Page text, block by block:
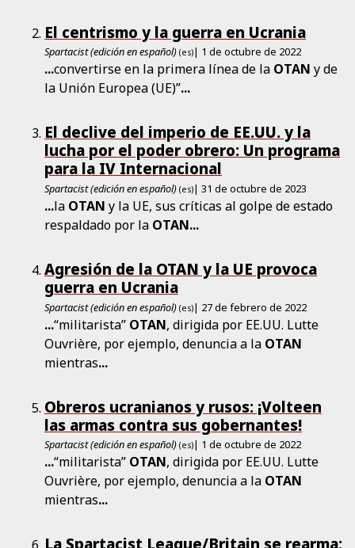
El centrismo y la guerra en Ucrania
Spartacist (edición en español) (es)| 1 de octubre de 2022
...convertirse en la primera línea de la OTAN y de
la Unión Europea (UE)”...
El declive del imperio de EE.UU. y la
lucha por el poder obrero: Un programa
para la IV Internacional
Spartacist (edición en español) (es)| 31 de octubre de 2023
...la OTAN y la UE, sus críticas al golpe de estado
respaldado por la OTAN...
Agresión de la OTAN y la UE provoca
guerra en Ucrania
Spartacist (edición en español) (es)| 27 de febrero de 2022
...“militarista” OTAN, dirigida por EE.UU. Lutte
Ouvrière, por ejemplo, denuncia a la OTAN
mientras...
Obreros ucranianos y rusos: ¡Volteen
las armas contra sus gobernantes!
Spartacist (edición en español) (es)| 1 de octubre de 2022
...“militarista” OTAN, dirigida por EE.UU. Lutte
Ouvrière, por ejemplo, denuncia a la OTAN
mientras...
La Spartacist League/Britain se rearma: